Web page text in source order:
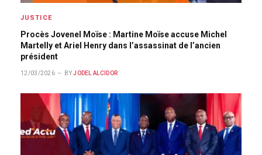
JUSTICE
Procès Jovenel Moïse : Martine Moïse accuse Michel
Martelly et Ariel Henry dans l’assassinat de l’ancien
président
12/03/2026 BY JODEL ALCIDOR